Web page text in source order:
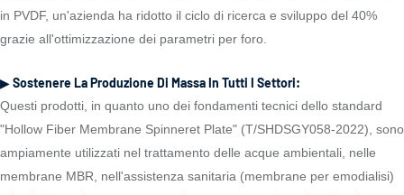
in PVDF, un'azienda ha ridotto il ciclo di ricerca e sviluppo del 40%
grazie all'ottimizzazione dei parametri per foro.
▶ Sostenere La Produzione Di Massa In Tutti I Settori:
Questi prodotti, in quanto uno dei fondamenti tecnici dello standard
"Hollow Fiber Membrane Spinneret Plate" (T/SHDSGY058-2022), sono
ampiamente utilizzati nel trattamento delle acque ambientali, nelle
membrane MBR, nell'assistenza sanitaria (membrane per emodialisi)